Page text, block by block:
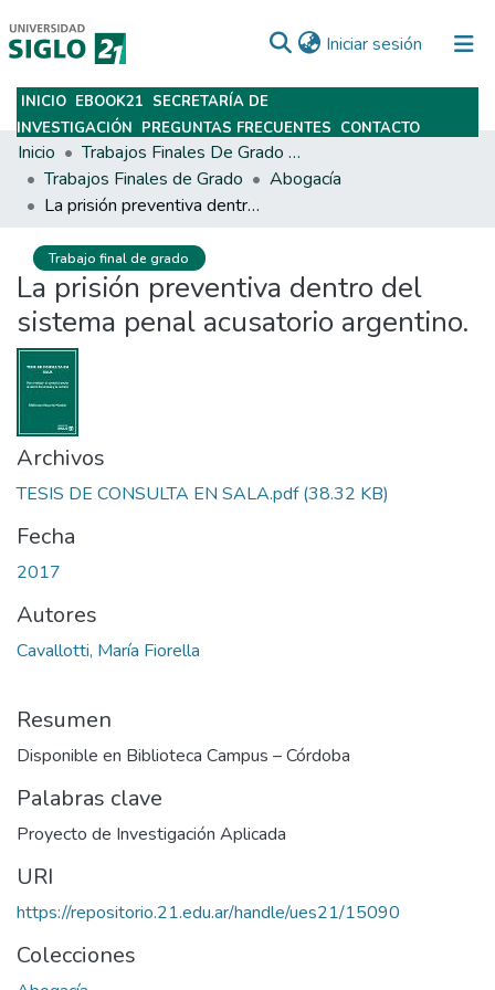
Iniciar sesión (current)
Subir
INICIO EBOOK21 SECRETARÍA DE
INVESTIGACIÓN PREGUNTAS FRECUENTES CONTACTO
Inicio
Trabajos Finales De Grado Y Posgrado
Trabajos Finales de Grado
Abogacía
La prisión preventiva dentro del sistema penal acusatorio argentino.
Trabajo final de grado
La prisión preventiva dentro del
sistema penal acusatorio argentino.
Archivos
TESIS DE CONSULTA EN SALA.pdf(38.32 KB)
Fecha
2017
Autores
Cavallotti, María Fiorella
Resumen
Disponible en Biblioteca Campus – Córdoba
Palabras clave
Proyecto de Investigación Aplicada
URI
https://repositorio.21.edu.ar/handle/ues21/15090
Colecciones